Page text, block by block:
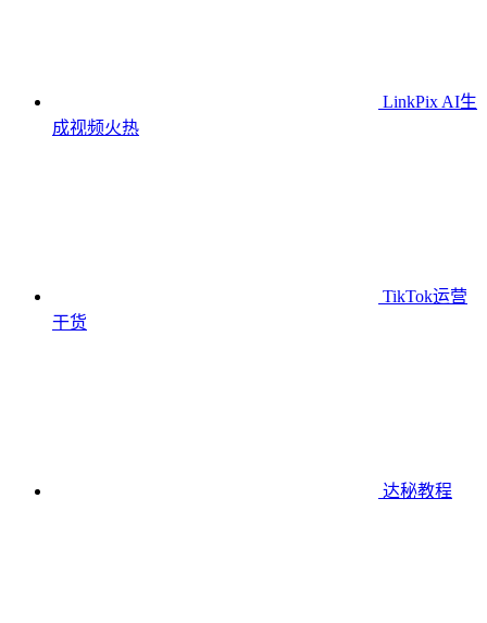
LinkPix AI生
成视频火热
TikTok运营
干货
达秘教程